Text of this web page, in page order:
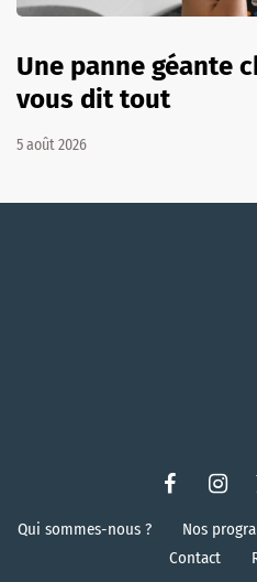
Une panne géante
vous dit tout
5 août 2026
Qui sommes-nous ? Nos
Contact